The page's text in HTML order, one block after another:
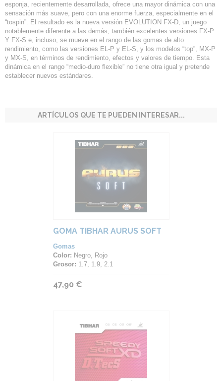
esponja, recientemente desarrollada, ofrece una mayor dinámica con una
sensación más suave, pero con una enorme fuerza, especialmente en el
“tospin”. El resultado es la nueva versión EVOLUTION FX-D, un juego
notablemente diferente a las demás, también excelentes versiones FX-P
Y FX-S e, incluso, se mueve en el rango de las gomas de alto
rendimiento, como las versiones EL-P y EL-S, y los modelos “top”, MX-P
y MX-S, en términos de rendimiento, efectos y valores de tiempo. Esta
dinámica en el rango “medio-duro flexible” no tiene otra igual y pretende
establecer nuevos estándares.
ARTÍCULOS QUE TE PUEDEN INTERESAR...
GOMA TIBHAR AURUS SOFT
Gomas
Color: Negro, Rojo
Grosor: 1.7, 1.9, 2.1
47,90 €